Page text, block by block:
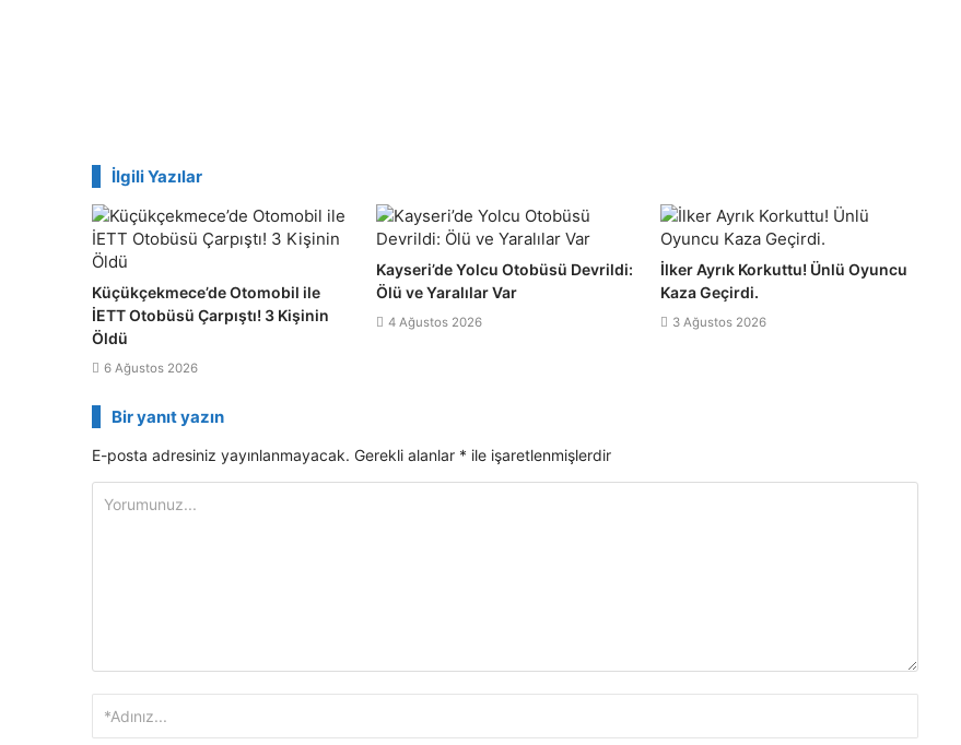
İlgili Yazılar
Küçükçekmece’de Otomobil ile
İETT Otobüsü Çarpıştı! 3 Kişinin
Öldü
6 Ağustos 2026
Kayseri’de Yolcu Otobüsü Devrildi:
Ölü ve Yaralılar Var
4 Ağustos 2026
İlker Ayrık Korkuttu! Ünlü Oyuncu
Kaza Geçirdi.
3 Ağustos 2026
Bir yanıt yazın
E-posta adresiniz yayınlanmayacak. Gerekli alanlar * ile işaretlenmişlerdir